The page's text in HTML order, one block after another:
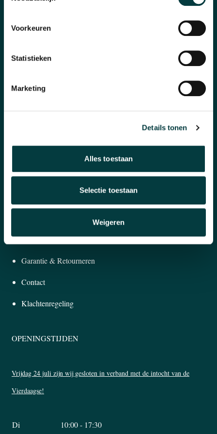
Voorkeuren
Statistieken
Marketing
Details tonen
Alles toestaan
Selectie toestaan
Weigeren
Over ons
Betalen & Bezorgen
Garantie & Retourneren
Contact
Klachtenregeling
OPENINGSTIJDEN
Vrijdag 24 juli zijn wij gesloten in verband met de intocht van de
Vierdaagse!
Di
10:00 - 17:30